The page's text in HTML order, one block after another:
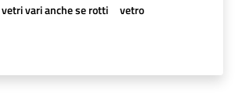
vetri vari anche se rotti vetro